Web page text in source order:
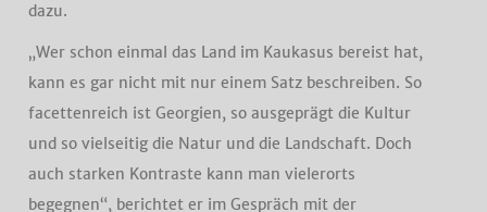
dazu.
„Wer schon einmal das Land im Kaukasus bereist hat,
kann es gar nicht mit nur einem Satz beschreiben. So
facettenreich ist Georgien, so ausgeprägt die Kultur
und so vielseitig die Natur und die Landschaft. Doch
auch starken Kontraste kann man vielerorts
begegnen“, berichtet er im Gespräch mit der